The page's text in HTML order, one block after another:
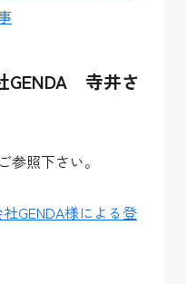
GENDA 寺井さ
参照下さい。
GENDA様による登